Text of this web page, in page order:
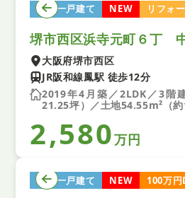
中古一戸建て NEW リフォ
堺市西区浜寺元町６丁
大阪府堺市西区
JR阪和線鳳駅 徒歩12分
2019年4月築／2LDK／3階
21.25坪）／土地54.55m²（約
2,580万円
中古一戸建て NEW 100万